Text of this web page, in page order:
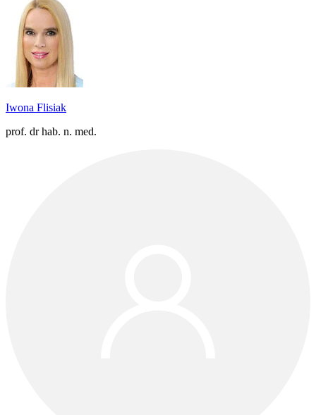
Iwona Flisiak
prof. dr hab. n. med.